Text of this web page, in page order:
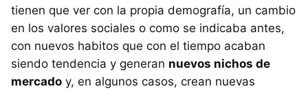
tienen que ver con la propia demografía, un cambio
en los valores sociales o como se indicaba antes,
con nuevos habitos que con el tiempo acaban
siendo tendencia y generan nuevos nichos de
mercado y, en algunos casos, crean nuevas